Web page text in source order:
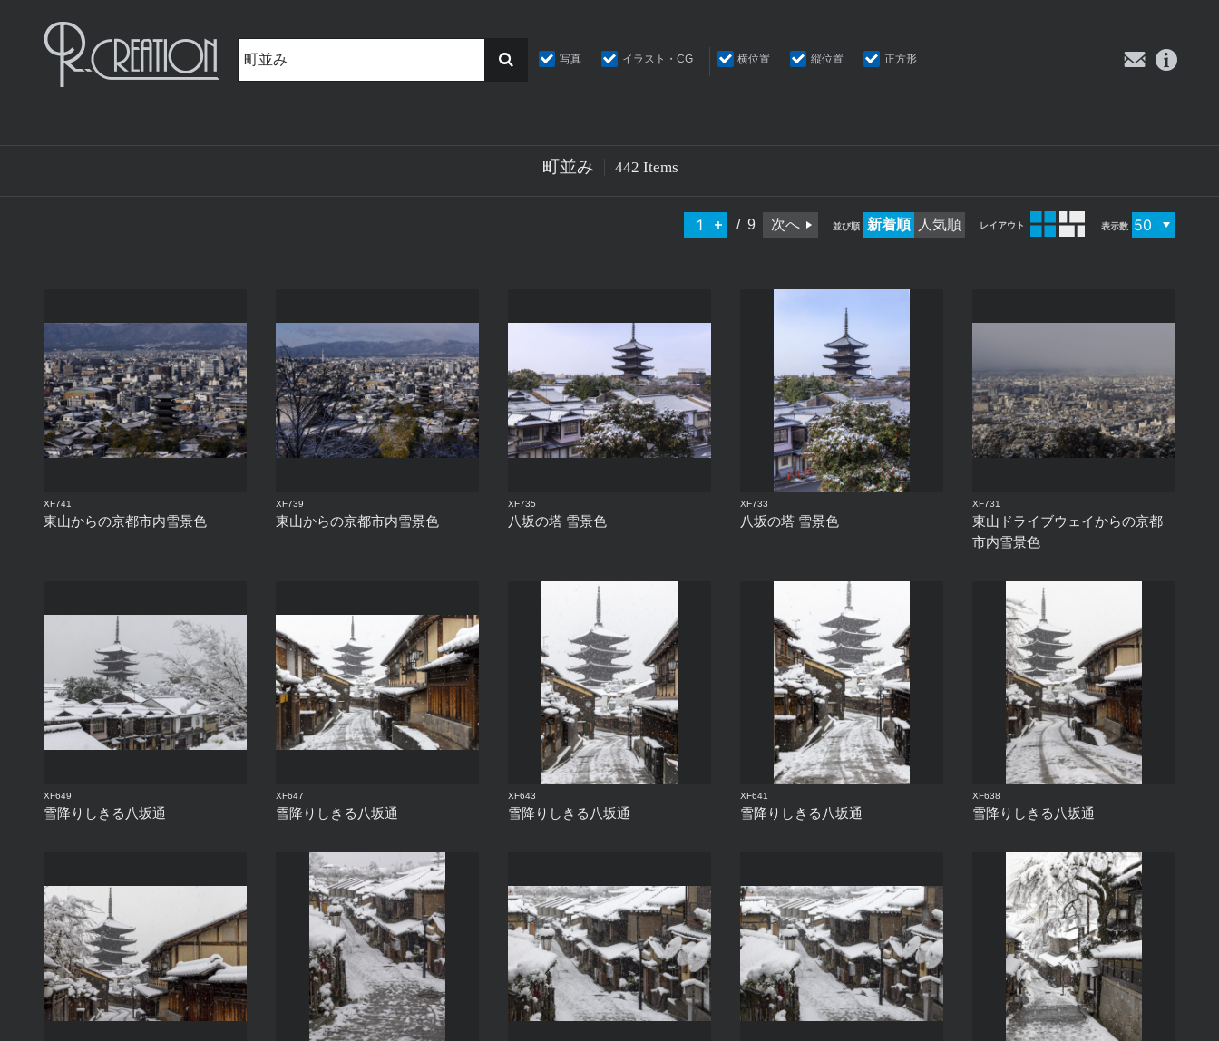
写真 イラスト・CG 横位置 縦位置 正方形
町並み 442 Items
9 次へ 並び順 新着順 人気順 レイアウト 表示数
XF741
東山からの京都市内雪景色
XF739
東山からの京都市内雪景色
XF735
八坂の塔 雪景色
XF733
八坂の塔 雪景色
XF731
東山ドライブウェイからの京都
市内雪景色
XF649
雪降りしきる八坂通
XF647
雪降りしきる八坂通
XF643
雪降りしきる八坂通
XF641
雪降りしきる八坂通
XF638
雪降りしきる八坂通